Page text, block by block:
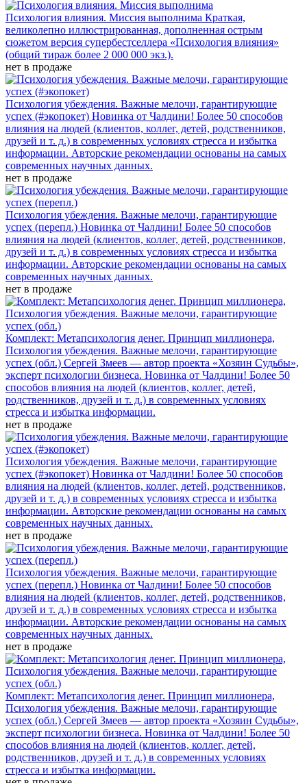
Психология влияния. Миссия выполнима Краткая,
великолепно иллюстрированная, дополненная острым
сюжетом версия супербестселлера «Психология влияния»
(общий тираж более 2 000 000 экз.).
нет в продаже
Психология убеждения. Важные мелочи, гарантирующие
успех (#экопокет) Новинка от Чалдини! Более 50 способов
влияния на людей (клиентов, коллег, детей, родственников,
друзей и т. д.) в современных условиях стресса и избытка
информации. Авторские рекомендации основаны на самых
современных научных данных.
нет в продаже
Психология убеждения. Важные мелочи, гарантирующие
успех (перепл.) Новинка от Чалдини! Более 50 способов
влияния на людей (клиентов, коллег, детей, родственников,
друзей и т. д.) в современных условиях стресса и избытка
информации. Авторские рекомендации основаны на самых
современных научных данных.
нет в продаже
Комплект: Метапсихология денег. Принцип миллионера,
Психология убеждения. Важные мелочи, гарантирующие
успех (обл.) Сергей Змеев — автор проекта «Хозяин Судьбы»,
эксперт психологии бизнеса. Новинка от Чалдини! Более 50
способов влияния на людей (клиентов, коллег, детей,
родственников, друзей и т. д.) в современных условиях
стресса и избытка информации.
нет в продаже
Психология убеждения. Важные мелочи, гарантирующие
успех (#экопокет) Новинка от Чалдини! Более 50 способов
влияния на людей (клиентов, коллег, детей, родственников,
друзей и т. д.) в современных условиях стресса и избытка
информации. Авторские рекомендации основаны на самых
современных научных данных.
нет в продаже
Психология убеждения. Важные мелочи, гарантирующие
успех (перепл.) Новинка от Чалдини! Более 50 способов
влияния на людей (клиентов, коллег, детей, родственников,
друзей и т. д.) в современных условиях стресса и избытка
информации. Авторские рекомендации основаны на самых
современных научных данных.
нет в продаже
Комплект: Метапсихология денег. Принцип миллионера,
Психология убеждения. Важные мелочи, гарантирующие
успех (обл.) Сергей Змеев — автор проекта «Хозяин Судьбы»,
эксперт психологии бизнеса. Новинка от Чалдини! Более 50
способов влияния на людей (клиентов, коллег, детей,
родственников, друзей и т. д.) в современных условиях
стресса и избытка информации.